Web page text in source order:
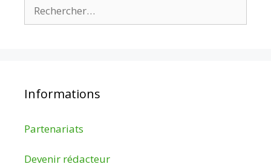
Informations
Partenariats
Devenir rédacteur